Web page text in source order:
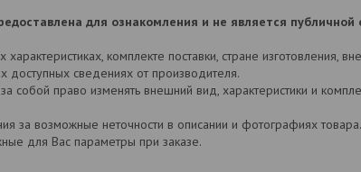
для ознакомления и не является публичной
комплекте поставки, стране изготовления,
доступных сведениях от производителя.
собой право изменять внешний вид, характеристики и
за возможные неточности в описании и фотографиях
для Вас параметры при заказе.